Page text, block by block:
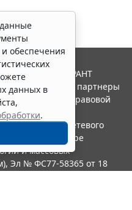
обеспечения
данных в
.
Система ГАРАНТ
"Гарант" и ее партнеры
ассоциации правовой
в качестве сетевого
надзору в сфере
и массовых
Эл № ФС77-58365 от 18